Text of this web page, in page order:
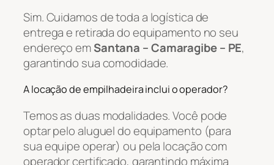
Sim. Cuidamos de toda a logística de
entrega e retirada do equipamento no seu
endereço emSantana – Camaragibe – PE,
garantindo sua comodidade.
A locação de empilhadeira inclui o operador?
Temos as duas modalidades. Você pode
optar pelo aluguel do equipamento (para
sua equipe operar) ou pela locação com
operador certificado, garantindo máxima